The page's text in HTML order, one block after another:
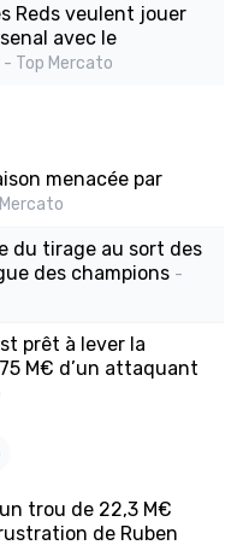
Reds veulent jouer
avec le
- Top Mercato
menacée par
du tirage au sort des
des champions -
prêt à lever la
M€ d’un attaquant
trou de 22,3 M€
de Ruben